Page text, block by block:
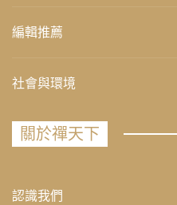
編輯推薦
社會與環境
關於禪天下
認識我們